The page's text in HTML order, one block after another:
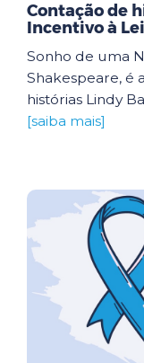
Contação de
Incentivo à
Sonho de uma
Shakespeare, é
histórias Lindy
[saiba mais]